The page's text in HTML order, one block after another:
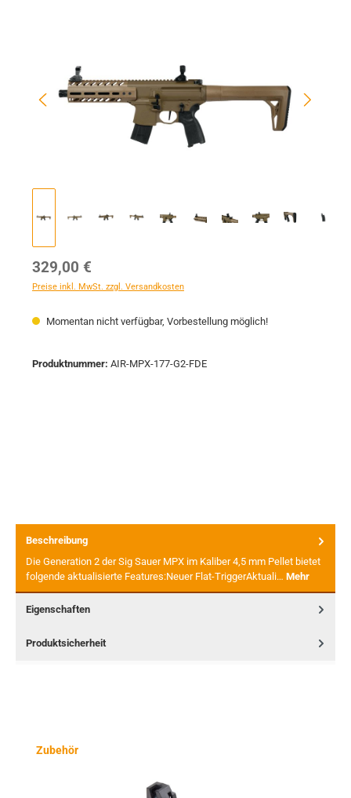
Regulärer Preis:
329,00 €
Preise inkl. MwSt. zzgl. Versandkosten
Momentan nicht verfügbar, Vorbestellung möglich!
Produktnummer: AIR-MPX-177-G2-FDE
Beschreibung
Die Generation 2 der Sig Sauer MPX im Kaliber 4,5 mm Pellet bietet
folgende aktualisierte Features:Neuer Flat-TriggerAktuali… Mehr
Eigenschaften
Produktsicherheit
Produktgalerie überspringen
Zubehör